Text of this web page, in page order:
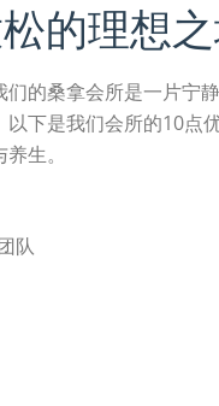
的理想
的桑拿会所是一片宁
下是我们会所的10点
生。
队